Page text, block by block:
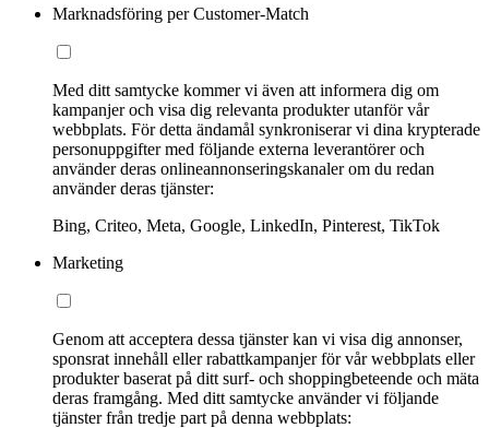
Marknadsföring per Customer-Match
Med ditt samtycke kommer vi även att informera dig om
kampanjer och visa dig relevanta produkter utanför vår
webbplats. För detta ändamål synkroniserar vi dina krypterade
personuppgifter med följande externa leverantörer och
använder deras onlineannonseringskanaler om du redan
använder deras tjänster:
Bing, Criteo, Meta, Google, LinkedIn, Pinterest, TikTok
Marketing
Genom att acceptera dessa tjänster kan vi visa dig annonser,
sponsrat innehåll eller rabattkampanjer för vår webbplats eller
produkter baserat på ditt surf- och shoppingbeteende och mäta
deras framgång. Med ditt samtycke använder vi följande
tjänster från tredje part på denna webbplats: